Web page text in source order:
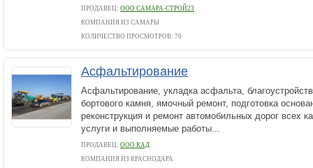
ПРОДАВЕЦ: ООО САМАРА-СТРОЙ23
КОМПАНИЯ ИЗ САМАРЫ
КОЛИЧЕСТВО ПРОСМОТРОВ: 70
Асфальтирование
Асфальтирование, укладка асфальта,
бортового камня, ямочный ремонт, подготовка
реконструкция и ремонт автомобильных дорог всех
услуги и выполняемые работы...
ПРОДАВЕЦ: ООО КАД
КОМПАНИЯ ИЗ КРАСНОДАРА